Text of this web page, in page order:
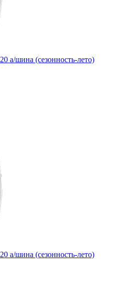
а/шина (сезонность-лето)
а/шина (сезонность-лето)